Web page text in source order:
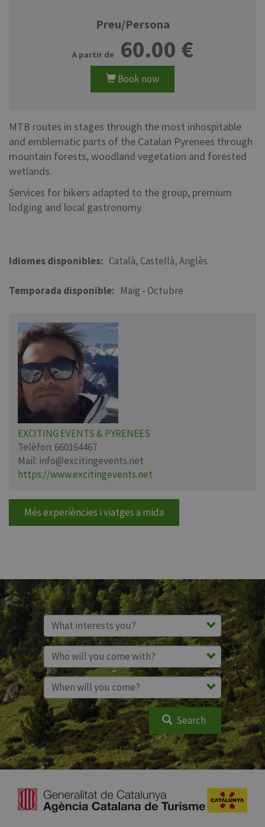
Preu/Persona
60.00
Book now
MTB routes in stages through the most inhospitable
and emblematic parts of the Catalan Pyrenees through
mountain forests, woodland vegetation and forested
wetlands.
Services for bikers adapted to the group, premium
lodging and local gastronomy.
Idiomes disponibles Català Castellà Anglès
Temporada disponible Maig - Octubre
EXCITING EVENTS & PYRENEES
Telèfon: 660164467
Mail: info@excitingevents.net
https://www.excitingevents.net
Més experiències i viatges a mida
Search